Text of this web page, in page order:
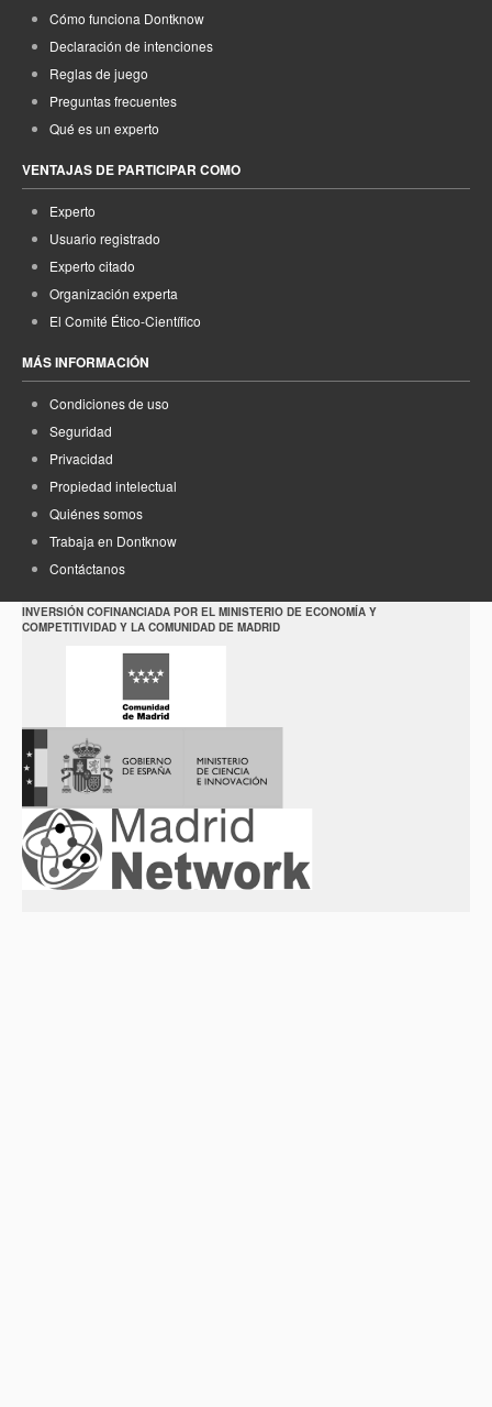
Cómo funciona Dontknow
Declaración de intenciones
Reglas de juego
Preguntas frecuentes
Qué es un experto
VENTAJAS DE PARTICIPAR COMO
Experto
Usuario registrado
Experto citado
Organización experta
El Comité Ético-Científico
MÁS INFORMACIÓN
Condiciones de uso
Seguridad
Privacidad
Propiedad intelectual
Quiénes somos
Trabaja en Dontknow
Contáctanos
INVERSIÓN COFINANCIADA POR EL MINISTERIO DE ECONOMÍA Y
COMPETITIVIDAD Y LA COMUNIDAD DE MADRID